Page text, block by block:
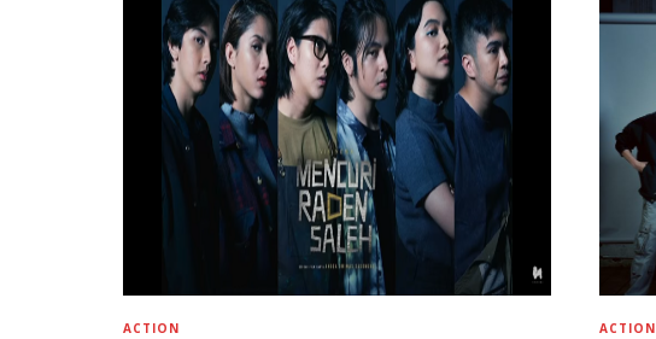
ACTION ACTION